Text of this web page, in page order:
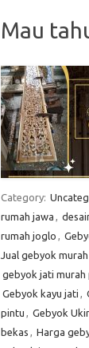
Mau
Category:
rumah jawa ,
rumah joglo ,
Jual gebyok murah
gebyok jati murah
Gebyok kayu jati ,
pintu , Gebyok Ukir
bekas , Harga